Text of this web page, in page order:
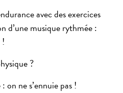
avec des exercices
d’une musique rythmée :
!
?
ne s’ennuie pas !